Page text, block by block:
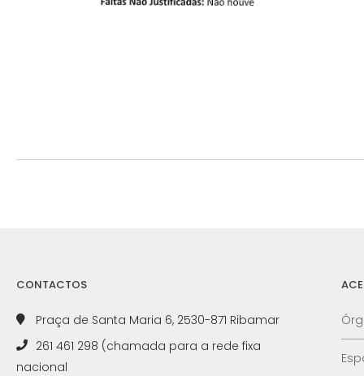
CONTACTOS
Praça de Santa Maria 6, 2530-871 Ribamar
261 461 298 (chamada para a rede fixa
nacional